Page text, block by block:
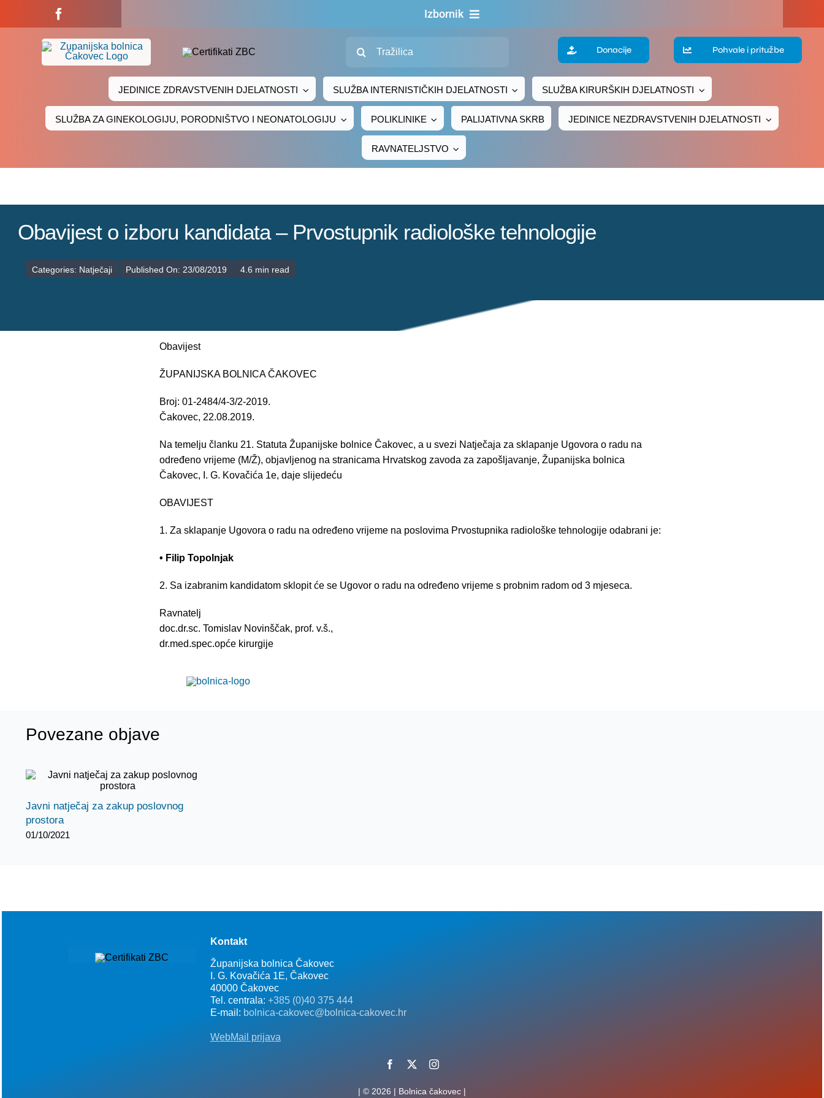
Izbornik
Za pacijente
Za djelatnike
Adresar
Donacije Pohvale i pritužbe
JEDINICE ZDRAVSTVENIH DJELATNOSTI SLUŽBA INTERNISTIČKIH DJELATNOSTI SLUŽBA KIRURŠKIH DJELATNOSTI
SLUŽBA ZA GINEKOLOGIJU, PORODNIŠTVO I NEONATOLOGIJU POLIKLINIKE PALIJATIVNA SKRB JEDINICE NEZDRAVSTVENIH DJELATNOSTI
RAVNATELJSTVO
Obavijest o izboru kandidata – Prvostupnik radiološke tehnologije
Categories: Natječaji Published On: 23/08/2019 4.6 min read
Obavijest
ŽUPANIJSKA BOLNICA ČAKOVEC
Broj: 01-2484/4-3/2-2019.
Čakovec, 22.08.2019.
Na temelju članku 21. Statuta Županijske bolnice Čakovec, a u svezi Natječaja za sklapanje Ugovora o radu na
određeno vrijeme (M/Ž), objavljenog na stranicama Hrvatskog zavoda za zapošljavanje, Županijska bolnica
Čakovec, I. G. Kovačića 1e, daje slijedeću
OBAVIJEST
1. Za sklapanje Ugovora o radu na određeno vrijeme na poslovima Prvostupnika radiološke tehnologije odabrani je:
• Filip Topolnjak
2. Sa izabranim kandidatom sklopit će se Ugovor o radu na određeno vrijeme s probnim radom od 3 mjeseca.
Ravnatelj
doc.dr.sc. Tomislav Novinščak, prof. v.š.,
dr.med.spec.opće kirurgije
Povezane objave
Javni natječaj za zakup poslovnog
prostora
01/10/2021
Kontakt
Županijska bolnica Čakovec
I. G. Kovačića 1E, Čakovec
40000 Čakovec
Tel. centrala: +385 (0)40 375 444
E-mail: bolnica-cakovec@bolnica-cakovec.hr
WebMail prijava
| © 2026 | Bolnica čakovec |